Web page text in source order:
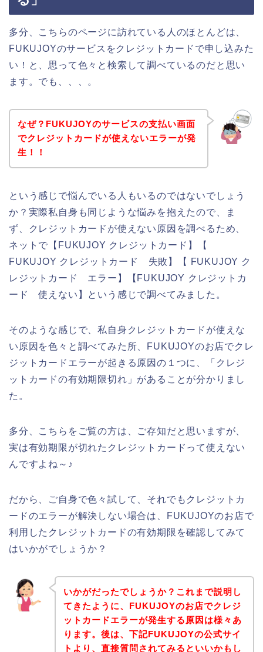
多分、こちらのページに訪れている人のほとんどは、
FUKUJOYのサービスをクレジットカードで申し込みた
い！と、思って色々と検索して調べているのだと思い
ます。でも、、、。
なぜ？FUKUJOYのサービスの支払い画面
でクレジットカードが使えないエラーが発
生！！
という感じで悩んでいる人もいるのではないでしょう
か？実際私自身も同じような悩みを抱えたので、ま
ず、クレジットカードが使えない原因を調べるため、
ネットで【FUKUJOY クレジットカード】【
FUKUJOY クレジットカード 失敗】【 FUKUJOY ク
レジットカード エラー】【FUKUJOY クレジットカ
ード 使えない】という感じで調べてみました。
そのような感じで、私自身クレジットカードが使えな
い原因を色々と調べてみた所、FUKUJOYのお店でクレ
ジットカードエラーが起きる原因の１つに、「クレジ
ットカードの有効期限切れ」があることが分かりまし
た。
多分、こちらをご覧の方は、ご存知だと思いますが、
実は有効期限が切れたクレジットカードって使えない
んですよね～♪
だから、ご自身で色々試して、それでもクレジットカ
ードのエラーが解決しない場合は、FUKUJOYのお店で
利用したクレジットカードの有効期限を確認してみて
はいかがでしょうか？
いかがだったでしょうか？これまで説明し
てきたように、FUKUJOYのお店でクレジ
ットカードエラーが発生する原因は様々あ
ります。後は、下記FUKUJOYの公式サイ
トより、直接質問されてみるといいかもし